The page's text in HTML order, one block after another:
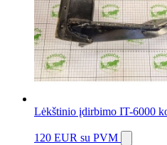
Lėkštinio įdirbimo IT-6000
120 EUR su PVM